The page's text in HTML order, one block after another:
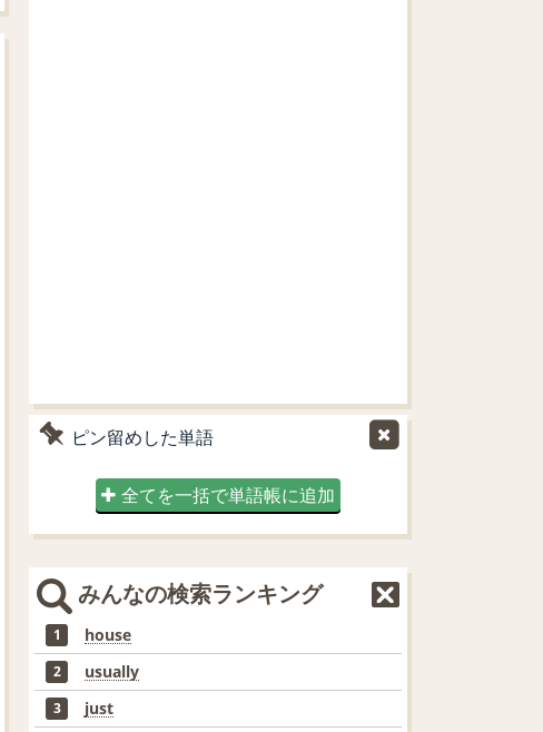
ピン留めした単語
全てを一括で単語帳に追加
みんなの検索ランキング
1 house
2 usually
3 just